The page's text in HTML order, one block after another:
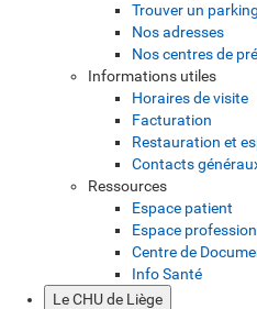
Trouver un parking
Nos adresses
Nos centres de
Informations utiles
Horaires de visite
Facturation
Restauration et
Contacts
Ressources
Espace patient
Espace
Centre de
Info Santé
Le CHU de Liège